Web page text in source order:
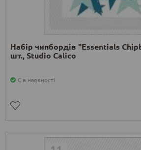
Набір чипбордів "Essentials
шт., Studio Calico
Є в наявності